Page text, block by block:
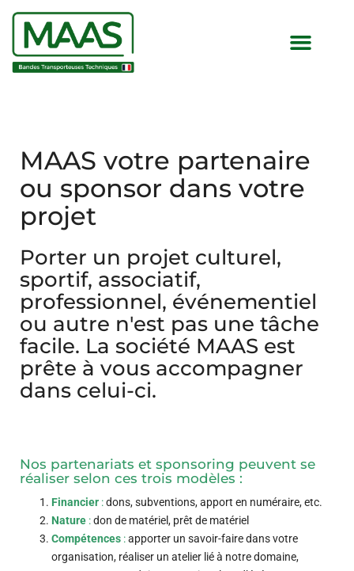
MAAS votre partenaire
ou sponsor dans votre
projet
Porter un projet culturel,
sportif, associatif,
professionnel, événementiel
ou autre n'est pas une tâche
facile. La société MAAS est
prête à vous accompagner
dans celui-ci.
Nos partenariats et sponsoring peuvent se
réaliser selon ces trois modèles :
Financier :dons, subventions, apport en numéraire, etc.
Nature :don de matériel, prêt de matériel
Compétences :apporter un savoir-faire dans votre
organisation, réaliser un atelier lié à notre domaine,